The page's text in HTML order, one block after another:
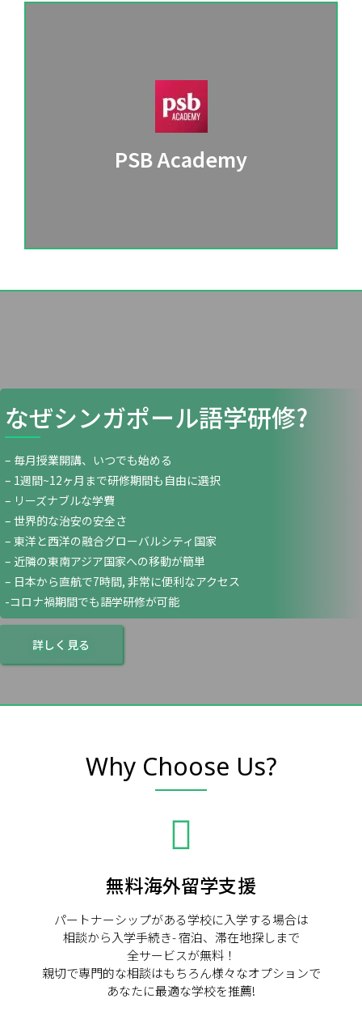
PSB Academy
なぜシンガポール語学研修?
– 毎月授業開講、いつでも始める
– 1週間~12ヶ月まで研修期間も自由に選択
– リーズナブルな学費
– 世界的な治安の安全さ
– 東洋と西洋の融合グローバルシティ国家
– 近隣の東南アジア国家への移動が簡単
– 日本から直航で7時間, 非常に便利なアクセス
-コロナ禍期間でも語学研修が可能
詳しく見る
Why Choose Us?
無料海外留学支援
パートナーシップがある学校に入学する場合は
相談から入学手続き- 宿泊、滞在地探しまで
全サービスが無料！
親切で専門的な相談はもちろん様々なオプションで
あなたに最適な学校を推薦!